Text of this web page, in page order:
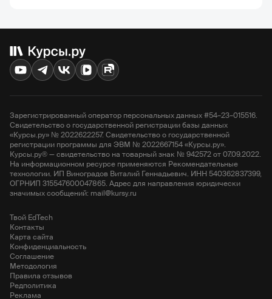
HEDU
WillSkill
Ibuben
Koreansimple
Puzzle English
Language Life
Языковой центр Евразия
НИУ ВШЭ
English.Tochka
Onskills
Институт MITM
РЭУ им.Плеханова
SwiftBook
Центр иностранных языков YES
Alfa School
TopChinese
Зарегистрированный оператор персональных данных #54–23–015516.
Свидетельство о государственной регистрации базы данных
«Курсы.ру» № 2022622257. Свидетельство о государственной
регистрации программы для ЭВМ № 2022667154 «Курсы.ру».
Курсы.ру® — свидетельство на товарный знак № 942572 от 07.09.2022.
На информационном ресурсе применяются Рекомендательные
технологии. ИП Виноградов Виталий Геннадьевич. ИНН 540362837399,
ОГРНИП 315547600047865. Адрес для направления юридически
значимых сообщений: mail@kursy.ru
Твой EdTech
Контакты
Карта сайта
Конфиденциальность
Соглашение
Методология
Правила отзывов
Редполитика
Реклама